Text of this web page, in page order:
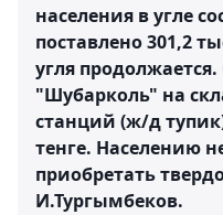
населения в угле
поставлено 301,2
угля
"Шубарколь" на
станций (ж/д
тенге. Населению
приобретать
И.Тургымбеков.